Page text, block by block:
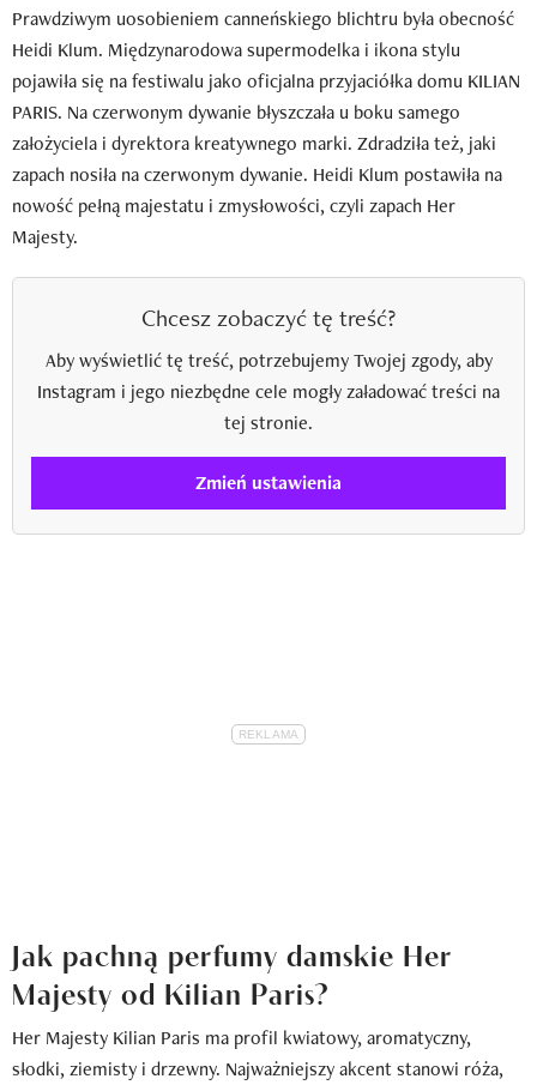
Prawdziwym uosobieniem canneńskiego blichtru była obecność
Heidi Klum. Międzynarodowa supermodelka i ikona stylu
pojawiła się na festiwalu jako oficjalna przyjaciółka domu KILIAN
PARIS. Na czerwonym dywanie błyszczała u boku samego
założyciela i dyrektora kreatywnego marki. Zdradziła też, jaki
zapach nosiła na czerwonym dywanie. Heidi Klum postawiła na
nowość pełną majestatu i zmysłowości, czyli zapach Her
Majesty.
Chcesz zobaczyć tę treść?
Aby wyświetlić tę treść, potrzebujemy Twojej zgody, aby
Instagram i jego niezbędne cele mogły załadować treści na
tej stronie.
Zmień ustawienia
Jak pachną perfumy damskie Her
Majesty od Kilian Paris?
Her Majesty Kilian Paris ma profil kwiatowy, aromatyczny,
słodki, ziemisty i drzewny. Najważniejszy akcent stanowi róża,